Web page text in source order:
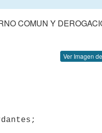
COMUN Y
Ver Imagen